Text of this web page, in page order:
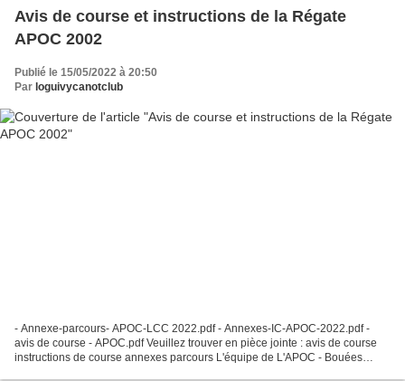
Avis de course et instructions de la Régate
APOC 2002
Publié le 15/05/2022 à 20:50
Par loguivycanotclub
- Annexe-parcours- APOC-LCC 2022.pdf - Annexes-IC-APOC-2022.pdf -
avis de course - APOC.pdf Veuillez trouver en pièce jointe : avis de course
instructions de course annexes parcours L'équipe de L'APOC - Bouées